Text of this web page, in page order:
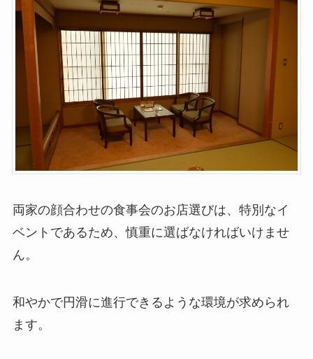
両家の顔合わせの食事会のお店選びは、特別なイ
ベントであるため、慎重に選ばなければいけませ
ん。
和やかで円滑に進行できるような環境が求められ
ます。